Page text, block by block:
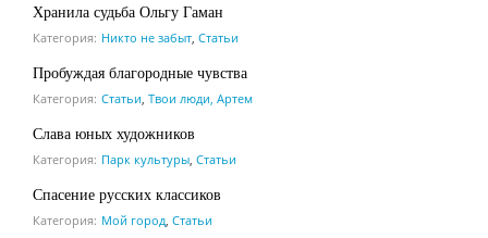
Хранила судьба Ольгу Гаман
Категория: Никто не забыт, Статьи
Пробуждая благородные чувства
Категория: Статьи, Твои люди, Артем
Слава юных художников
Категория: Парк культуры, Статьи
Спасение русских классиков
Категория: Мой город, Статьи